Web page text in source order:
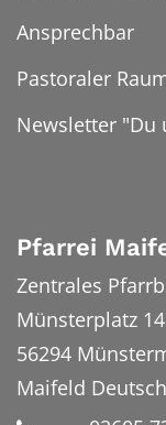
Ansprechbar
Pastoraler
Newsletter "Du
Pfarrei
Zentrales
Münsterplatz 14
56294
Maifeld